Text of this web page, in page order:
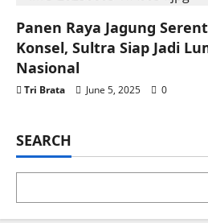
Panen Raya Jagung
Konsel, Sultra Siap Jadi
Nasional
Tri Brata June 5, 2025 0
SEARCH